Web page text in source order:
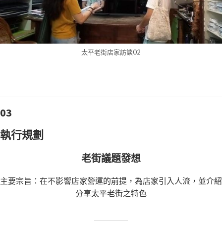
太平老街店家訪談02
03
執行規劃
老街議題發想
主要宗旨：在不影響店家營運的前提，為店家引入人流，並介紹
分享太平老街之特色